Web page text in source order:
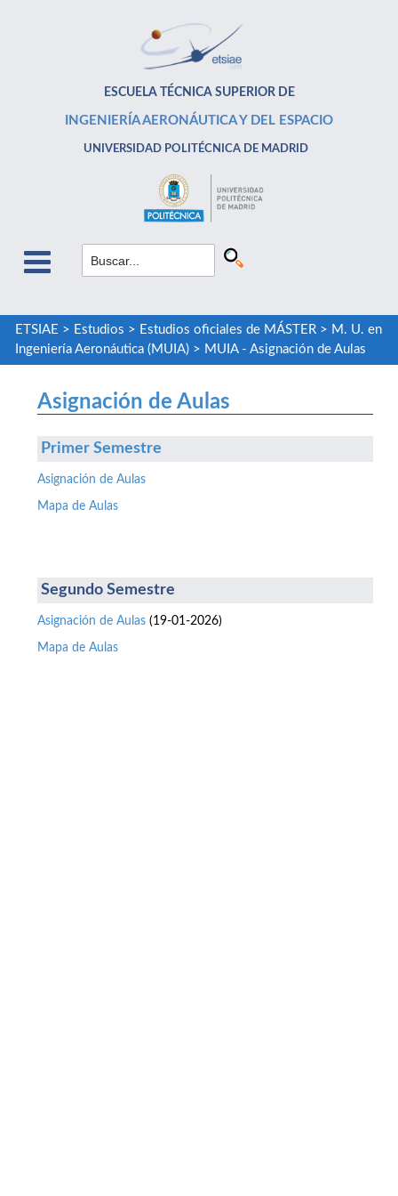
ESCUELA TÉCNICA SUPERIOR DE
INGENIERÍA AERONÁUTICA Y DEL ESPACIO
UNIVERSIDAD POLITÉCNICA DE MADRID
ETSIAE > Estudios > Estudios oficiales de MÁSTER> M. U. en
Ingeniería Aeronáutica (MUIA)> MUIA - Asignación de Aulas
Asignación de Aulas
Primer Semestre
Asignación de Aulas
Mapa de Aulas
Segundo Semestre
Asignación de Aulas (19-01-2026)
Mapa de Aulas